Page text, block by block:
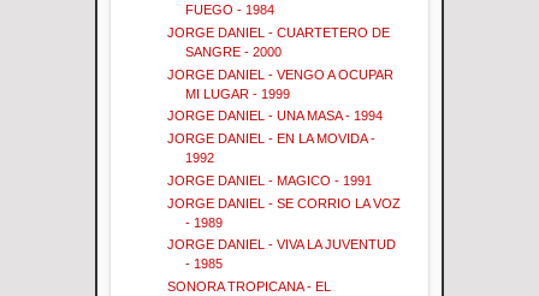
FUEGO - 1984
JORGE DANIEL - CUARTETERO DE
SANGRE - 2000
JORGE DANIEL - VENGO A OCUPAR
MI LUGAR - 1999
JORGE DANIEL - UNA MASA - 1994
JORGE DANIEL - EN LA MOVIDA -
1992
JORGE DANIEL - MAGICO - 1991
JORGE DANIEL - SE CORRIO LA VOZ
- 1989
JORGE DANIEL - VIVA LA JUVENTUD
- 1985
SONORA TROPICANA - EL